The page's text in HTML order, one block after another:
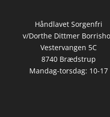
Håndlavet Sorgenfri
v/Dorthe Dittmer
Vestervangen 5C
8740 Brædstrup
Mandag-torsdag: 10-17